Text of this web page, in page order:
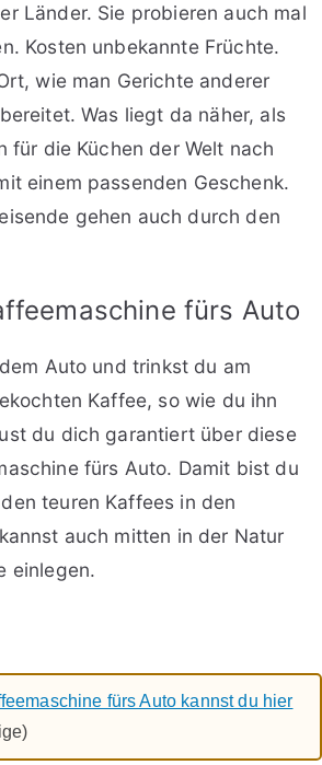
Länder. Sie probieren auch mal
Kosten unbekannte Früchte.
wie man Gerichte anderer
Was liegt da näher, als
für die Küchen der Welt nach
einem passenden Geschenk.
gehen auch durch den
fürs Auto
Auto und trinkst du am
Kaffee, so wie du ihn
du dich garantiert über diese
fürs Auto. Damit bist du
teuren Kaffees in den
auch mitten in der Natur
einlegen.
fürs Auto kannst du hier